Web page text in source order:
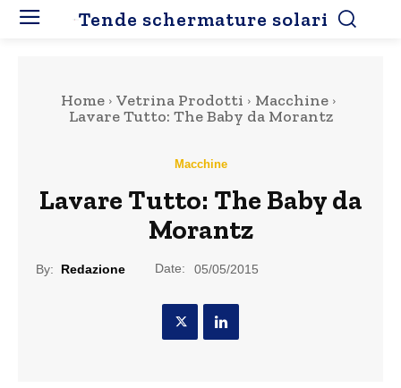
Tende schermature solari
Home Vetrina Prodotti
Macchine
Lavare Tutto: The Baby da Morantz
Macchine
Lavare Tutto: The Baby da
Morantz
By: Redazione Date: 05/05/2015